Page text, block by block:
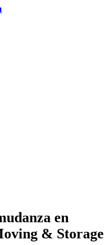
en
& Storage